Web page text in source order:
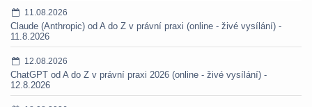
11.08.2026
Claude (Anthropic) od A do Z v právní praxi (online - živé vysílání) -
11.8.2026
12.08.2026
ChatGPT od A do Z v právní praxi 2026 (online - živé vysílání) -
12.8.2026